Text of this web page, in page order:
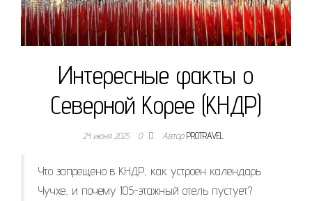
Интересные факты о
Северной Корее (КНДР)
24 июня 2025 0 АвторPROTRAVEL
Что запрещено в КНДР, как устроен календарь
Чучхе, и почему 105-этажный отель пустует?